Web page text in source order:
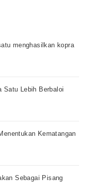
menghasilkan kopra
Satu Lebih Berbaloi
Kematangan
Sebagai Pisang